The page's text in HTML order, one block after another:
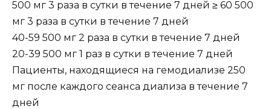
500 мг 3 раза в сутки в течение 7 дней ≥ 60 500
мг 3 раза в сутки в течение 7 дней
40-59 500 мг 2 раза в сутки в течение 7 дней
20-39 500 мг 1 раз в сутки в течение 7 дней
Пациенты, находящиеся на гемодиализе 250
мг после каждого сеанса диализа в течение 7
дней